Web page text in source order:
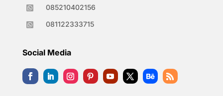
 085210402156
 081122333715
Social Media